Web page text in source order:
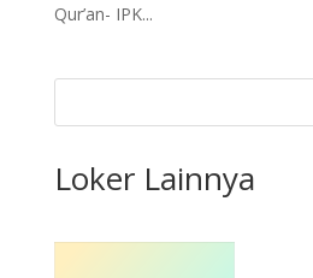
Qur’an- IPK...
Loker Lainnya